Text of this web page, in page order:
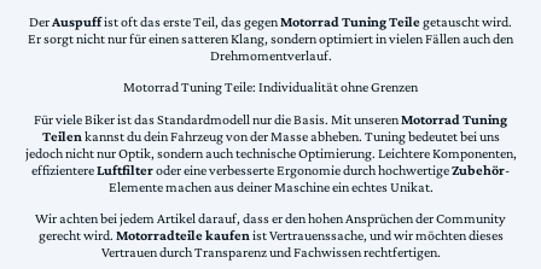
DerAuspuffist oft das erste Teil, das gegenMotorrad Tuning Teilegetauscht wird.
Er sorgt nicht nur für einen satteren Klang, sondern optimiert in vielen Fällen auch den
Drehmomentverlauf.
Motorrad Tuning Teile: Individualität ohne Grenzen
Für viele Biker ist das Standardmodell nur die Basis. Mit unserenMotorrad Tuning
Teilen kannst du dein Fahrzeug von der Masse abheben. Tuning bedeutet bei uns
jedoch nicht nur Optik, sondern auch technische Optimierung. Leichtere Komponenten,
effizientereLuftfilteroder eine verbesserte Ergonomie durch hochwertigeZubehör-
Elemente machen aus deiner Maschine ein echtes Unikat.
Wir achten bei jedem Artikel darauf, dass er den hohen Ansprüchen der Community
gerecht wird. Motorradteile kaufen ist Vertrauenssache, und wir möchten dieses
Vertrauen durch Transparenz und Fachwissen rechtfertigen.